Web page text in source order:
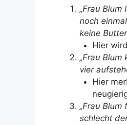
„Frau
noch
keine
Hier
„Frau
vier
Hier
„Frau
schlecht